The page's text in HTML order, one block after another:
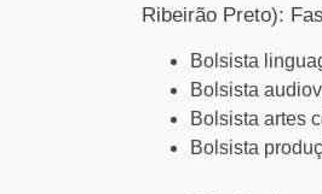
Ribeirão Preto):
Bolsista
Bolsista
Bolsista artes
Bolsista